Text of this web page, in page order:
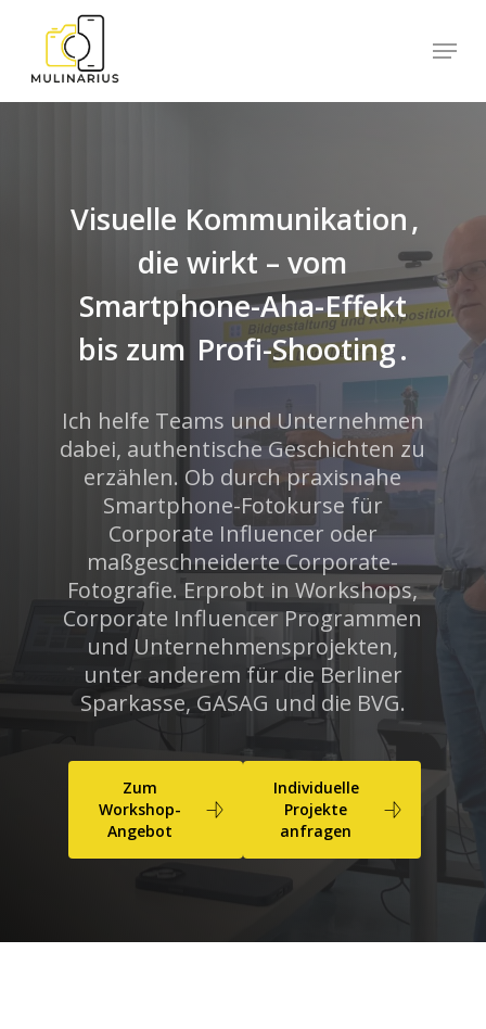
main
content
Menu
Visuelle Kommunikation,
die wirkt – vom
Smartphone-Aha-Effekt
bis zum Profi-Shooting.
Ich helfe Teams und Unternehmen
dabei, authentische Geschichten zu
erzählen. Ob durch praxisnahe
Smartphone-Fotokurse für
Corporate Influencer oder
maßgeschneiderte Corporate-
Fotografie. Erprobt in Workshops,
Corporate Influencer Programmen
und Unternehmensprojekten,
unter anderem für die Berliner
Sparkasse, GASAG und die BVG.
Zum
Workshop-
Angebot
Individuelle
Projekte
anfragen